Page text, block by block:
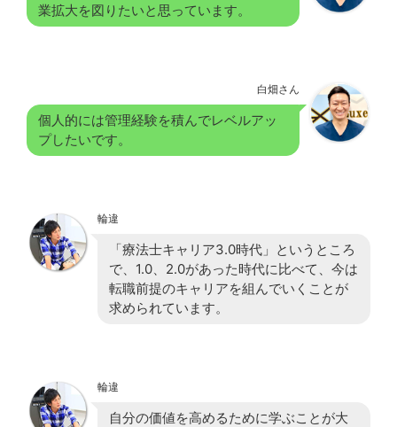
業拡大を図りたいと思っています。
白畑さん
個人的には管理経験を積んでレベルアッ
プしたいです。
輪違
「療法士キャリア3.0時代」というところ
で、1.0、2.0があった時代に比べて、今は
転職前提のキャリアを組んでいくことが
求められています。
輪違
自分の価値を高めるために学ぶことが大